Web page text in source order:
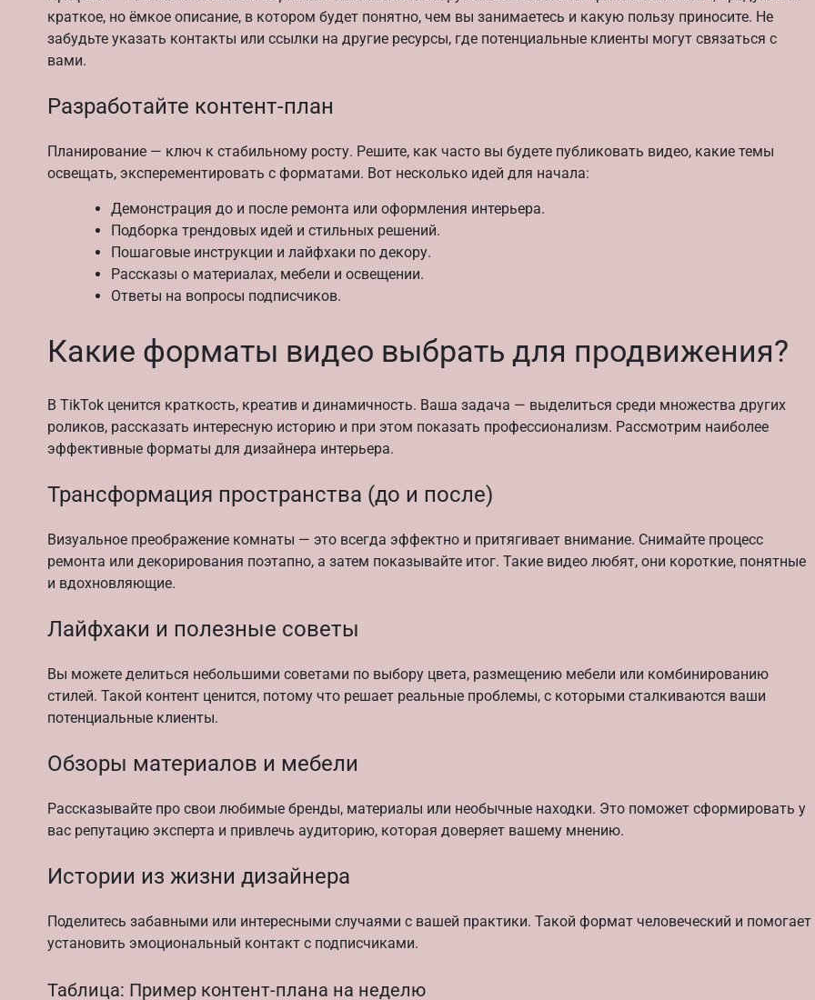
краткое, но ёмкое описание, в котором будет понятно, чем вы занимаетесь и какую пользу приносите. Не
забудьте указать контакты или ссылки на другие ресурсы, где потенциальные клиенты могут связаться с
вами.
Разработайте контент-план
Планирование — ключ к стабильному росту. Решите, как часто вы будете публиковать видео, какие темы
освещать, эксперементировать с форматами. Вот несколько идей для начала:
Демонстрация до и после ремонта или оформления интерьера.
Подборка трендовых идей и стильных решений.
Пошаговые инструкции и лайфхаки по декору.
Рассказы о материалах, мебели и освещении.
Ответы на вопросы подписчиков.
Какие форматы видео выбрать для продвижения?
В TikTok ценится краткость, креатив и динамичность. Ваша задача — выделиться среди множества других
роликов, рассказать интересную историю и при этом показать профессионализм. Рассмотрим наиболее
эффективные форматы для дизайнера интерьера.
Трансформация пространства (до и после)
Визуальное преображение комнаты — это всегда эффектно и притягивает внимание. Снимайте процесс
ремонта или декорирования поэтапно, а затем показывайте итог. Такие видео любят, они короткие, понятные
и вдохновляющие.
Лайфхаки и полезные советы
Вы можете делиться небольшими советами по выбору цвета, размещению мебели или комбинированию
стилей. Такой контент ценится, потому что решает реальные проблемы, с которыми сталкиваются ваши
потенциальные клиенты.
Обзоры материалов и мебели
Рассказывайте про свои любимые бренды, материалы или необычные находки. Это поможет сформировать у
вас репутацию эксперта и привлечь аудиторию, которая доверяет вашему мнению.
Истории из жизни дизайнера
Поделитесь забавными или интересными случаями с вашей практики. Такой формат человеческий и помогает
установить эмоциональный контакт с подписчиками.
Таблица: Пример контент-плана на неделю